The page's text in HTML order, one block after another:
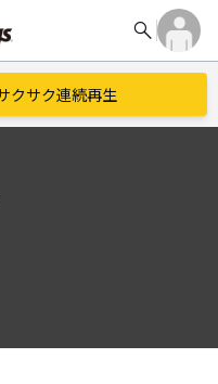
search
クサク連続再生